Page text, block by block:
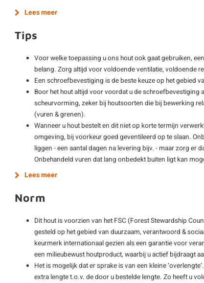
Lees meer
Tips
Voor welke toepassing u ons hout ook gaat gebruiken,
belang. Zorg altijd voor voldoende ventilatie, voldoende
Een schroefbevestiging is de beste keuze op het gebied
Boor het hout altijd voor voordat u de schroefbevestiging
scheurvorming, zeker bij houtsoorten die bij bewerking
(vuren & grenen).
Wanneer u hout bestelt en dit niet op korte termijn
omgeving, bij voorkeur goed geventileerd op te slaan.
liggen - een aantal dagen na levering bijv. - maar zorg er
Onbehandeld vuren dat lang onbedekt buiten ligt kan
Lees meer
Norm
Dit hout is voorzien van het FSC (Forest Stewardship
gesteld op het gebied van duurzaam, verantwoord &
keurmerk internationaal gezien als een garantie voor
een milieubewust houtproduct, waarbij u actief bijdraagt
Het is mogelijk dat er sprake is van een kleine
extra lengte t.o.v. de door u bestelde lengte. Zo heeft u